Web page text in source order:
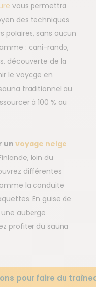
vous permettra
des techniques
polaires, sans aucun
: cani-rando,
découverte de la
le voyage en
traditionnel au
à 100 % au
un voyage neige
loin du
différentes
la conduite
En guise de
auberge
profiter du sauna
pour faire du